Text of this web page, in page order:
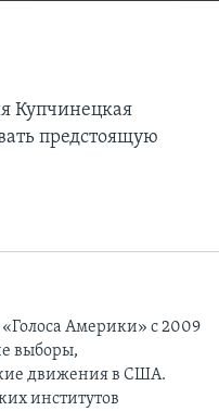
Купчинецкая
предстоящую
Америки» с 2009
выборы,
движения в США.
институтов